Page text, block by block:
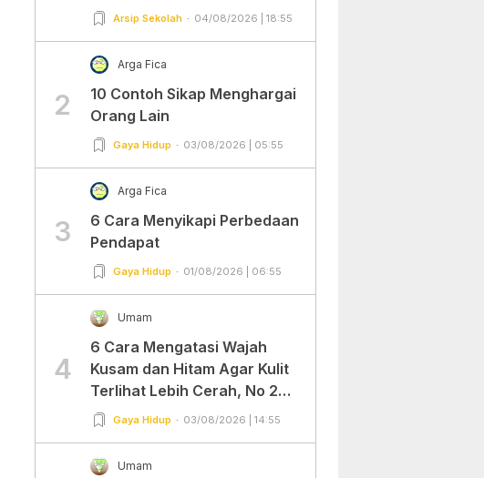
Arsip Sekolah 04/08/2026 | 18:55
2
Arga Fica
10 Contoh Sikap Menghargai
Orang Lain
Gaya Hidup 03/08/2026 | 05:55
3
Arga Fica
6 Cara Menyikapi Perbedaan
Pendapat
Gaya Hidup 01/08/2026 | 06:55
4
Umam
6 Cara Mengatasi Wajah
Kusam dan Hitam Agar Kulit
Terlihat Lebih Cerah, No 2
Gampang Banget dan Mudah
Gaya Hidup 03/08/2026 | 14:55
Umam